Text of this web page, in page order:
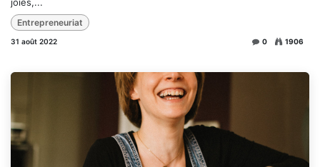
joies,...
Entrepreneuriat
31 août 2022 0 1906